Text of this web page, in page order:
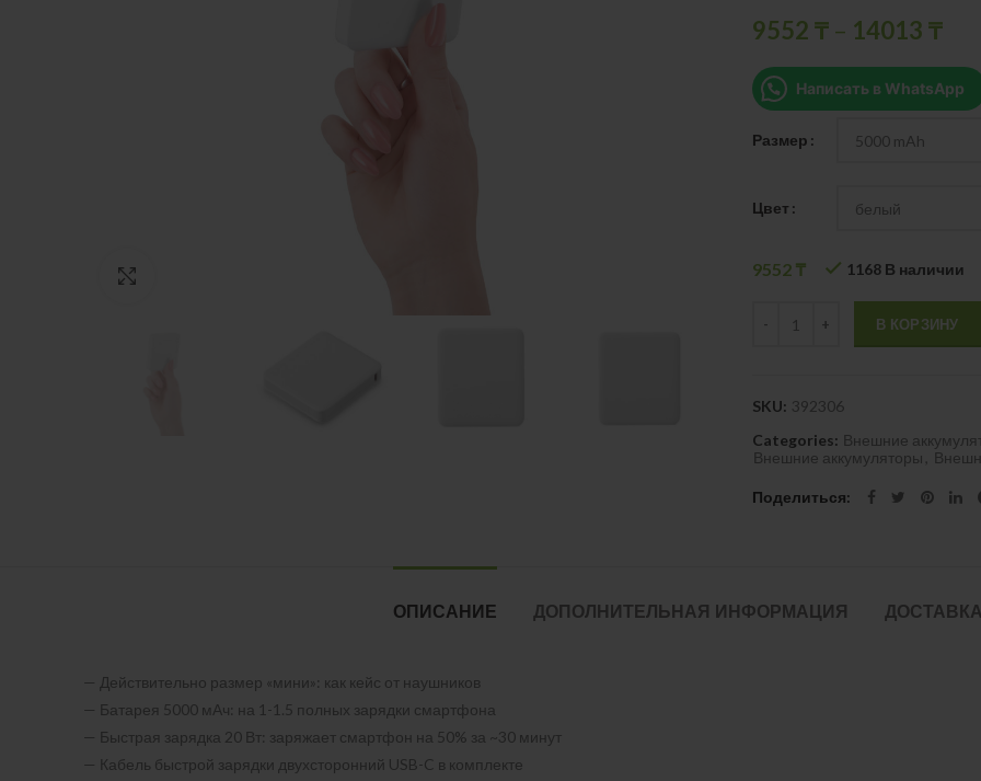
9552 ₸ – 14013 ₸
Написать в WhatsApp
Размер
Цвет
9552 ₸ 1168 В наличии
В КОРЗИНУ
SKU: 392306
Categories: Внешние
Внешние аккумуляторы
Поделиться
ОПИСАНИЕ ДОПОЛНИТЕЛЬНАЯ ИНФОРМАЦИЯ
— Действительно размер «мини»: как кейс от наушников
— Батарея 5000 мАч: на 1-1.5 полных зарядки смартфона
— Быстрая зарядка 20 Вт: заряжает смартфон на 50% за ~30 минут
— Кабель быстрой зарядки двухсторонний USB-C в комплекте